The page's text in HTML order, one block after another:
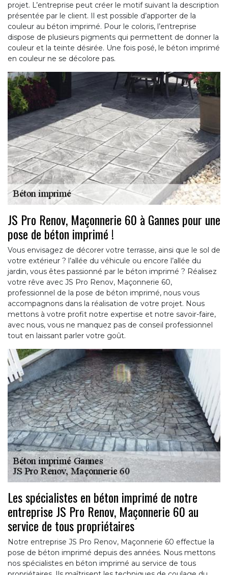
projet. L’entreprise peut créer le motif suivant la description
présentée par le client. Il est possible d’apporter de la
couleur au béton imprimé. Pour le coloris, l’entreprise
dispose de plusieurs pigments qui permettent de donner la
couleur et la teinte désirée. Une fois posé, le béton imprimé
en couleur ne se décolore pas.
JS Pro Renov, Maçonnerie 60 à Gannes pour une
pose de béton imprimé !
Vous envisagez de décorer votre terrasse, ainsi que le sol de
votre extérieur ? l’allée du véhicule ou encore l’allée du
jardin, vous êtes passionné par le béton imprimé ? Réalisez
votre rêve avec JS Pro Renov, Maçonnerie 60,
professionnel de la pose de béton imprimé, nous vous
accompagnons dans la réalisation de votre projet. Nous
mettons à votre profit notre expertise et notre savoir-faire,
avec nous, vous ne manquez pas de conseil professionnel
tout en laissant parler votre goût.
Les spécialistes en béton imprimé de notre
entreprise JS Pro Renov, Maçonnerie 60 au
service de tous propriétaires
Notre entreprise JS Pro Renov, Maçonnerie 60 effectue la
pose de béton imprimé depuis des années. Nous mettons
nos spécialistes en béton imprimé au service de tous